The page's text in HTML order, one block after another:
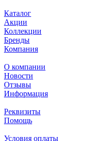
Каталог
Акции
Коллекции
Бренды
Компания
О компании
Новости
Отзывы
Информация
Реквизиты
Помощь
Условия оплаты